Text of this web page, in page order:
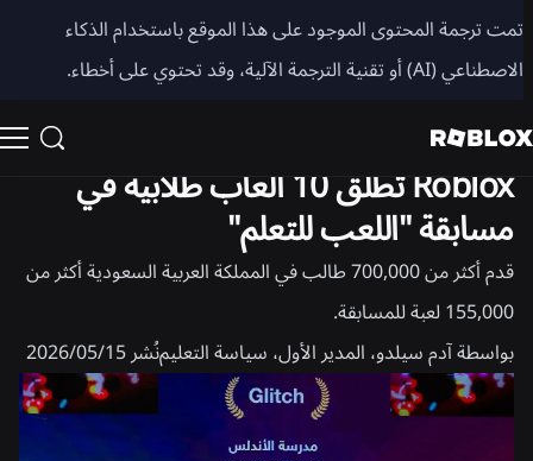
تمت ترجمة المحتوى الموجود على هذا الموقع باستخدام الذكاء
الاصطناعي (AI) أو تقنية الترجمة الآلية، وقد تحتوي على أخطاء.
مشاركة
Roblox تطلق 10 ألعاب طلابية في
مسابقة "اللعب للتعلم"
قدم أكثر من 700,000 طالب في المملكة العربية السعودية أكثر من
155,000 لعبة للمسابقة.
بواسطةآدم سيلدو، المدير الأول، سياسة التعليمنُشر15‏/05‏/2026